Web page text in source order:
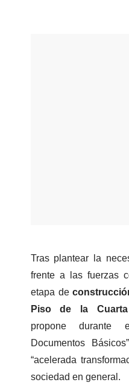
Tras plantear la
frente a las fuerzas
etapa de
Piso de la Cuarta
propone durante
Documentos
“acelerada
sociedad en general.